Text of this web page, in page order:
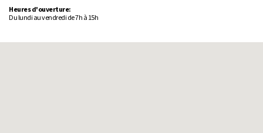
Heures d'ouverture:
Du lundi au vendredi de 7h à 15h